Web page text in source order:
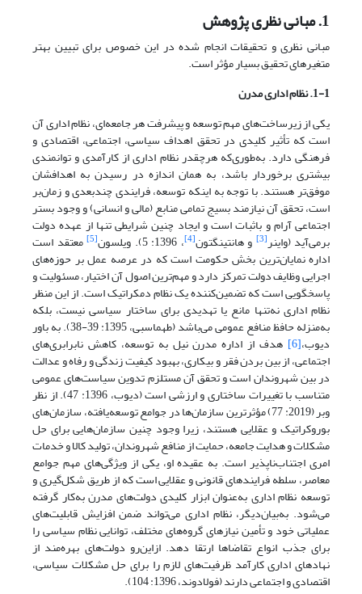
1. مبانی نظری پژوهش
مبانی نظری و تحقیقات انجام شده در این خصوص برای تبیین بهتر
متغیرهای تحقیق بسیار مؤثر است.
1-1. نظام اداری مدرن
یکی از زیرساخت‌های مهم توسعه و پیشرفت هر جامعه‌ای، نظام اداری آن
است که تأثیر کلیدی در تحقق اهداف سیاسی، اجتماعی، اقتصادی و
فرهنگی دارد. به‌طوری‌که هرچقدر نظام اداری از کارآمدی و توانمندی
بیشتری برخوردار باشد، به همان اندازه در رسیدن به اهدافشان
موفق‌تر هستند. با توجه به اینکه توسعه، فرایندی چندبعدی و زمان‌بر
است، تحقق آن نیازمند بسیج تمامی منابع (مالی و انسانی) و وجود بستر
اجتماعی آرام و باثبات است و ایجاد چنین شرایطی تنها از عهده دولت
برمی‌آید (واینر[3] و هانتینگتون[4] ، 1396: 5). ویلسون [5] معتقد است
اداره نمایان‌ترین بخش حکومت است که در عرصه عمل بر حوزه‌های
اجرایی وظایف دولت تمرکز دارد و مهم‌ترین اصول آن اختیار، مسئولیت و
پاسخگویی است که تضمین‌کننده یک نظام دمکراتیک است. از این منظر
نظام اداری نه‌تنها مانع یا تهدیدی برای ساختار سیاسی نیست، بلکه
به‌منزله حافظ منافع عمومی می‌باشد (طهماسبی، 1395: 39-38). به باور
دیوب،[6] هدف از اداره مدرن نیل به توسعه، کاهش نابرابری‌های
اجتماعی، از بین بردن فقر و بیکاری، بهبود کیفیت زندگی و رفاه و عدالت
در بین شهروندان است و تحقق آن مستلزم تدوین سیاست‌های عمومی
متناسب با تغییرات ساختاری و ارزشی است (دیوب، 1396: 47). از نظر
وبر (2019: 77) مؤثرترین سازمان‌ها در جوامع توسعه‌یافته، سازمان‌های
بوروکراتیک و عقلایی هستند، زیرا وجود چنین سازمان‌هایی برای حل
مشکلات و هدایت جامعه، حمایت از منافع شهروندان، تولید کالا و خدمات
امری اجتناب‌ناپذیر است. به عقیده او، یکی از ویژگی‌های مهم جوامع
معاصر، سلطه فرایندهای قانونی و عقلایی است که از طریق شکل‌گیری و
توسعه نظام اداری به‌عنوان ابزار کلیدی دولت‌های مدرن به‌کار گرفته
می‌شود. به‌بیان‌دیگر، نظام اداری می‌تواند ضمن افزایش قابلیت‌های
عملیاتی خود و تأمین نیازهای گروه‌های مختلف، توانایی نظام سیاسی را
برای جذب انواع تقاضا‌ها ارتقا دهد. ازاین‌رو دولت‌های بهره‌مند از
نهادهای اداری کارآمد ظرفیت‌های لازم را برای حل مشکلات سیاسی،
اقتصادی و اجتماعی دارند (فولادوند، 1396: 104).